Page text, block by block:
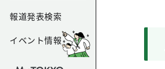
報道発表検索
イベント情報